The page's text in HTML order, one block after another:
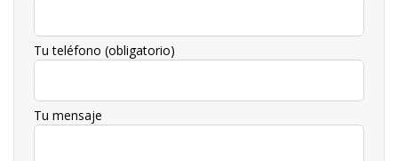
Tu teléfono (obligatorio)
Tu mensaje